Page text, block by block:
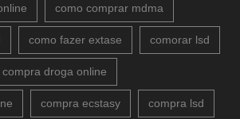
como comprar mdma
como fazer extase comorar lsd
compra droga online
compra ecstasy compra lsd